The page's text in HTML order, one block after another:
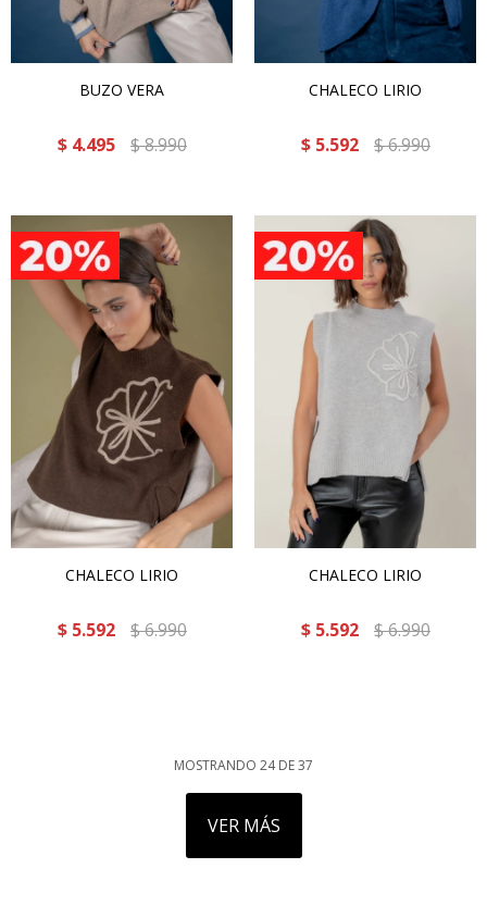
BUZO VERA
$ 4.495 $8.990
CHALECO LIRIO
$ 5.592 $6.990
CHALECO LIRIO
$ 5.592 $6.990
CHALECO LIRIO
$ 5.592 $6.990
MOSTRANDO 24DE37
VER MÁS